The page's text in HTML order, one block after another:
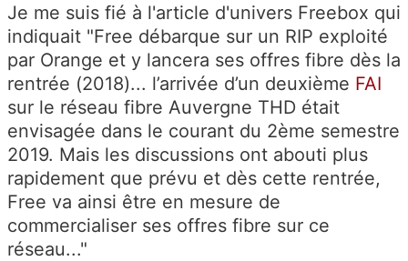
Je me suis fié à l'article d'univers Freebox qui
indiquait "Free débarque sur un RIP exploité
par Orange et y lancera ses offres fibre dès la
rentrée (2018)... l’arrivée d’un deuxième FAI
sur le réseau fibre Auvergne THD était
envisagée dans le courant du 2ème semestre
2019. Mais les discussions ont abouti plus
rapidement que prévu et dès cette rentrée,
Free va ainsi être en mesure de
commercialiser ses offres fibre sur ce
réseau..."